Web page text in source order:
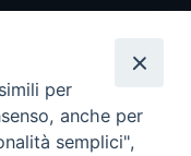
per
anche per
semplici",